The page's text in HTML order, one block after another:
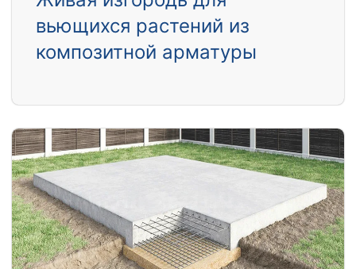
вьющихся растений из
композитной арматуры